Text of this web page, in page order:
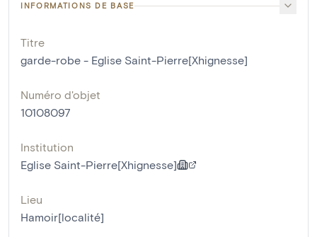
INFORMATIONS DE BASE
Titre
garde-robe - Eglise Saint-Pierre[Xhignesse]
Numéro d'objet
10108097
Institution
Eglise Saint-Pierre[Xhignesse]
Lieu
Hamoir[localité]